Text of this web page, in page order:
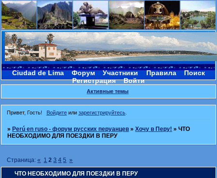
Ciudad de Lima Форум Участники Правила
Поиск
Регистрация
Войти
Активные темы
Привет, Гость! Войдитеили зарегистрируйтесь.
»Perú en ruso - форум русских перуанцев »Хочу в Перу! »ЧТО
НЕОБХОДИМО ДЛЯ ПОЕЗДКИ В ПЕРУ
ЧТО НЕОБХОДИМО ДЛЯ ПОЕЗДКИ В ПЕРУ
Страница:« 1 2 3 4 5 »